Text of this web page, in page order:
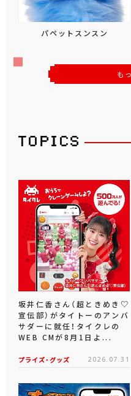
パペットスンスン
も
坂井仁香さん（超ときめき♡
宣伝部）がタイトーのアンバ
サダーに就任！タイクレの
WEB CMが8月1日よ...
プライズ・グッズ 2026.07.31